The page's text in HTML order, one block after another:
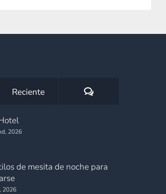
Reciente Comentarios
2026
de mesita de noche para
2026